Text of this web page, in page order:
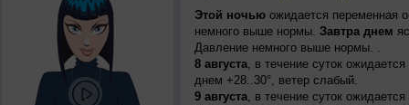
Этой ночьюожидается переменная
немного выше нормы. Завтра днем
Давление немного выше нормы. .
8 августа, в течение суток
днем +28..30°, ветер слабый.
9 августа, в течение суток